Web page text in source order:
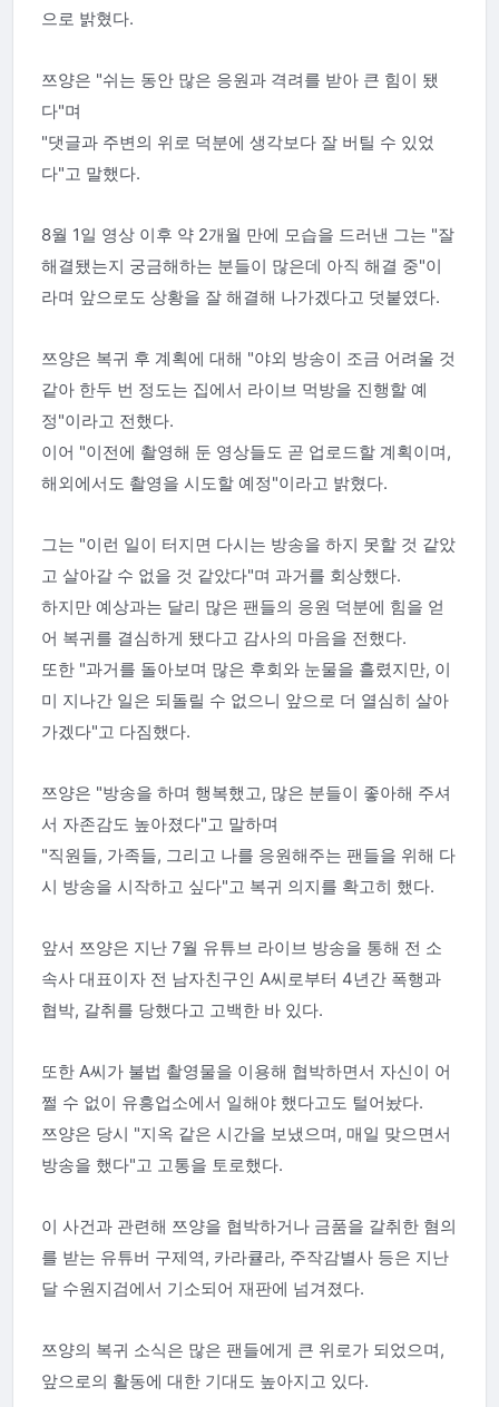
으로 밝혔다.
쯔양은 "쉬는 동안 많은 응원과 격려를 받아 큰 힘이 됐
다"며
"댓글과 주변의 위로 덕분에 생각보다 잘 버틸 수 있었
다"고 말했다.
8월 1일 영상 이후 약 2개월 만에 모습을 드러낸 그는 "잘
해결됐는지 궁금해하는 분들이 많은데 아직 해결 중"이
라며 앞으로도 상황을 잘 해결해 나가겠다고 덧붙였다.
쯔양은 복귀 후 계획에 대해 "야외 방송이 조금 어려울 것
같아 한두 번 정도는 집에서 라이브 먹방을 진행할 예
정"이라고 전했다.
이어 "이전에 촬영해 둔 영상들도 곧 업로드할 계획이며,
해외에서도 촬영을 시도할 예정"이라고 밝혔다.
그는 "이런 일이 터지면 다시는 방송을 하지 못할 것 같았
고 살아갈 수 없을 것 같았다"며 과거를 회상했다.
하지만 예상과는 달리 많은 팬들의 응원 덕분에 힘을 얻
어 복귀를 결심하게 됐다고 감사의 마음을 전했다.
또한 "과거를 돌아보며 많은 후회와 눈물을 흘렸지만, 이
미 지나간 일은 되돌릴 수 없으니 앞으로 더 열심히 살아
가겠다"고 다짐했다.
쯔양은 "방송을 하며 행복했고, 많은 분들이 좋아해 주셔
서 자존감도 높아졌다"고 말하며
"직원들, 가족들, 그리고 나를 응원해주는 팬들을 위해 다
시 방송을 시작하고 싶다"고 복귀 의지를 확고히 했다.
앞서 쯔양은 지난 7월 유튜브 라이브 방송을 통해 전 소
속사 대표이자 전 남자친구인 A씨로부터 4년간 폭행과
협박, 갈취를 당했다고 고백한 바 있다.
또한 A씨가 불법 촬영물을 이용해 협박하면서 자신이 어
쩔 수 없이 유흥업소에서 일해야 했다고도 털어놨다.
쯔양은 당시 "지옥 같은 시간을 보냈으며, 매일 맞으면서
방송을 했다"고 고통을 토로했다.
이 사건과 관련해 쯔양을 협박하거나 금품을 갈취한 혐의
를 받는 유튜버 구제역, 카라큘라, 주작감별사 등은 지난
달 수원지검에서 기소되어 재판에 넘겨졌다.
쯔양의 복귀 소식은 많은 팬들에게 큰 위로가 되었으며,
앞으로의 활동에 대한 기대도 높아지고 있다.